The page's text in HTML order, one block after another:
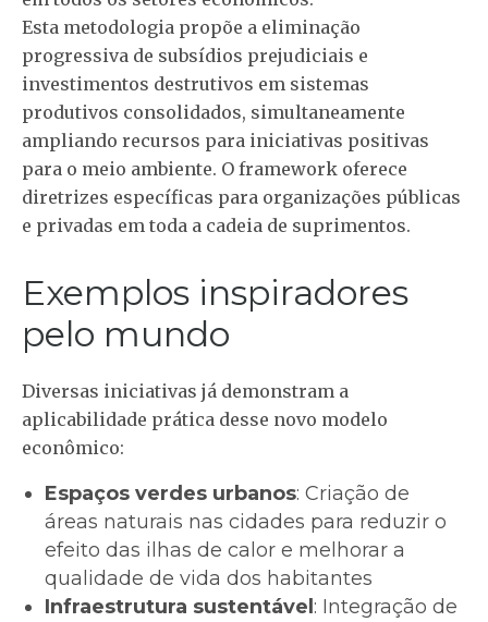
Esta metodologia propõe a eliminação
progressiva de subsídios prejudiciais e
investimentos destrutivos em sistemas
produtivos consolidados, simultaneamente
ampliando recursos para iniciativas positivas
para o meio ambiente. O framework oferece
diretrizes específicas para organizações públicas
e privadas em toda a cadeia de suprimentos.
Exemplos inspiradores
pelo mundo
Diversas iniciativas já demonstram a
aplicabilidade prática desse novo modelo
econômico:
Espaços verdes urbanos: Criação de
áreas naturais nas cidades para reduzir o
efeito das ilhas de calor e melhorar a
qualidade de vida dos habitantes
Infraestrutura sustentável : Integração de